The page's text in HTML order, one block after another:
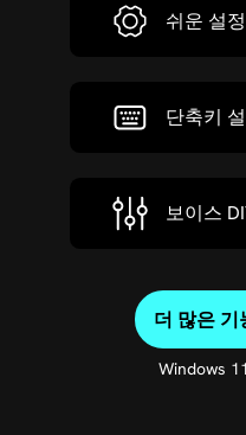
쉬운 설정
단축키
보이스
더 많은 기
Windows